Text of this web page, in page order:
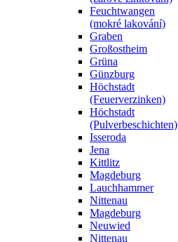
Feuchtwangen
(mokré lakování)
Graben
Großostheim
Grüna
Günzburg
Höchstadt
(Feuerverzinken)
Höchstadt
(Pulverbeschichten)
Isseroda
Jena
Kittlitz
Magdeburg
Lauchhammer
Nittenau
Magdeburg
Neuwied
Nittenau